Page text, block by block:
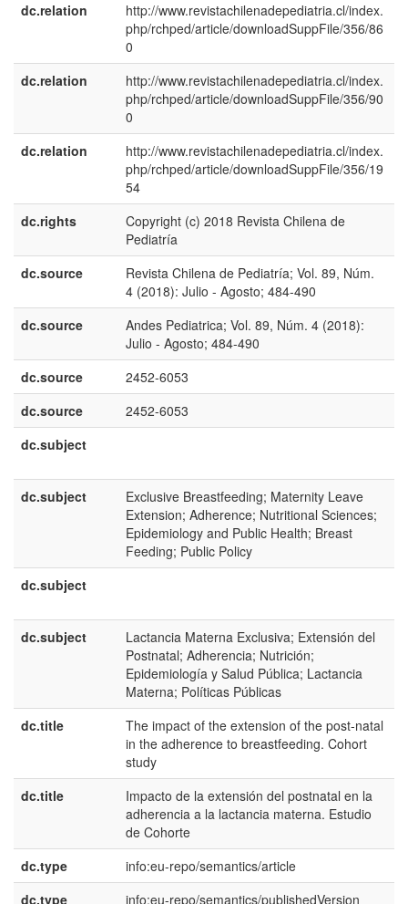
dc.relation
http://www.revistachilenadepediatria.cl/index.
php/rchped/article/downloadSuppFile/356/86
0
dc.relation
http://www.revistachilenadepediatria.cl/index.
php/rchped/article/downloadSuppFile/356/90
0
dc.relation
http://www.revistachilenadepediatria.cl/index.
php/rchped/article/downloadSuppFile/356/19
54
dc.rights
Copyright (c) 2018 Revista Chilena de
Pediatría
dc.source
Revista Chilena de Pediatría; Vol. 89, Núm.
4 (2018): Julio - Agosto; 484-490
dc.source
Andes Pediatrica; Vol. 89, Núm. 4 (2018):
Julio - Agosto; 484-490
dc.source
2452-6053
dc.source
2452-6053
dc.subject
dc.subject
Exclusive Breastfeeding; Maternity Leave
Extension; Adherence; Nutritional Sciences;
Epidemiology and Public Health; Breast
Feeding; Public Policy
dc.subject
dc.subject
Lactancia Materna Exclusiva; Extensión del
Postnatal; Adherencia; Nutrición;
Epidemiología y Salud Pública; Lactancia
Materna; Políticas Públicas
dc.title
The impact of the extension of the post-natal
in the adherence to breastfeeding. Cohort
study
dc.title
Impacto de la extensión del postnatal en la
adherencia a la lactancia materna. Estudio
de Cohorte
dc.type
info:eu-repo/semantics/article
dc.type
info:eu-repo/semantics/publishedVersion